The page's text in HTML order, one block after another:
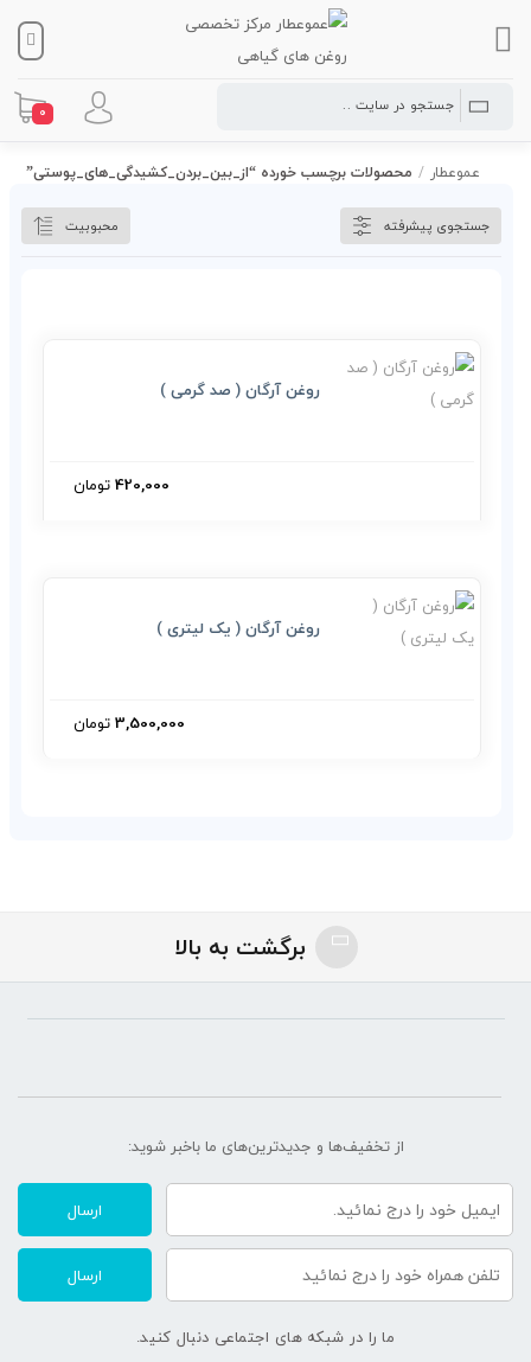
0
جستجوی پیشرفته محبوبیت
عموعطار / محصولات برچسب خورده “از_بین_بردن_کشیدگی_های_پوستی”
روغن آرگان ( صد گرمی )
420,000تومان
روغن آرگان ( یک لیتری )
3,500,000تومان
برگشت به بالا
از تخفیف‌ها و جدیدترین‌های ما‌ باخبر شوید:
ارسال
ارسال
ما را در شبکه های اجتماعی دنبال کنید.